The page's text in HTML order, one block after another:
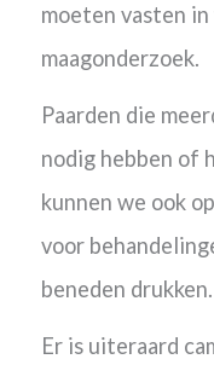
moeten vasten
maagonderzoek.
Paarden die
nodig hebben of
kunnen we ook
voor
beneden drukken.
Er is uiteraard